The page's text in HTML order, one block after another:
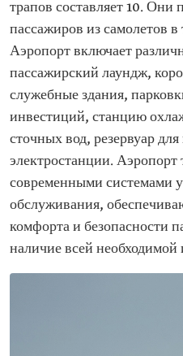
трапов составляет 10. Они
пассажиров из самолетов
Аэропорт включает
пассажирский лаундж,
служебные здания,
инвестиций, станцию
сточных вод, резервуар
электростанции.
современными системами
обслуживания,
комфорта и безопасности
наличие всей